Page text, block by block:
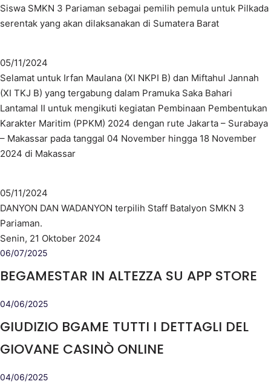
Siswa SMKN 3 Pariaman sebagai pemilih pemula untuk Pilkada
serentak yang akan dilaksanakan di Sumatera Barat
05/11/2024
Selamat untuk Irfan Maulana (XI NKPI B) dan Miftahul Jannah
(XI TKJ B) yang tergabung dalam Pramuka Saka Bahari
Lantamal II untuk mengikuti kegiatan Pembinaan Pembentukan
Karakter Maritim (PPKM) 2024 dengan rute Jakarta – Surabaya
– Makassar pada tanggal 04 November hingga 18 November
2024 di Makassar
05/11/2024
DANYON DAN WADANYON terpilih Staff Batalyon SMKN 3
Pariaman.
Senin, 21 Oktober 2024
06/07/2025
‎BEGAMESTAR IN ALTEZZA SU APP STORE
04/06/2025
GIUDIZIO BGAME TUTTI I DETTAGLI DEL
GIOVANE CASINÒ ONLINE
04/06/2025